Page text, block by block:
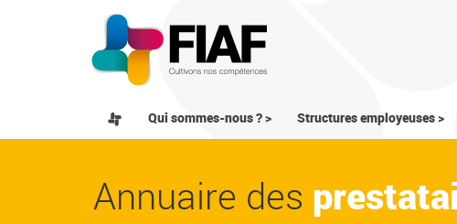
Qui sommes-nous ? > Structures employeuses >
Annuaire des